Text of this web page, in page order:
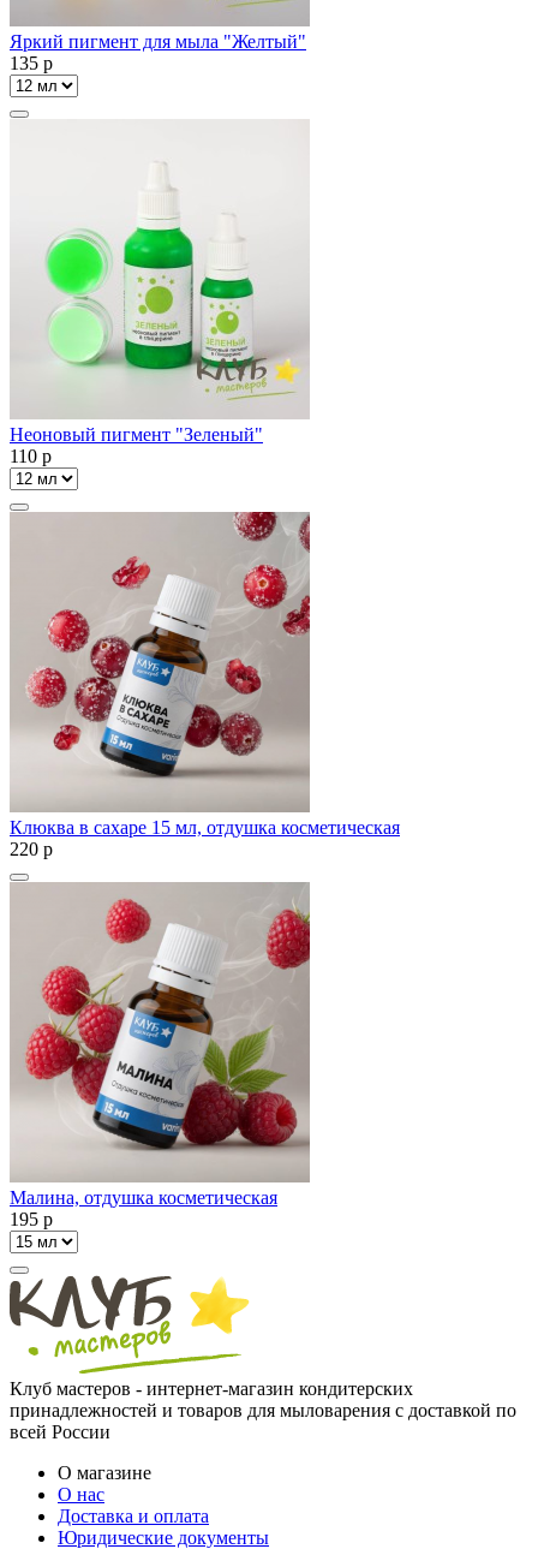
Яркий пигмент для мыла "Желтый"
135 p
Неоновый пигмент "Зеленый"
110 p
Клюква в сахаре 15 мл, отдушка косметическая
220 p
Малина, отдушка косметическая
195 p
Клуб мастеров - интернет-магазин кондитерских
принадлежностей и товаров для мыловарения с доставкой по
всей России
О магазине
О нас
Доставка и оплата
Юридические документы